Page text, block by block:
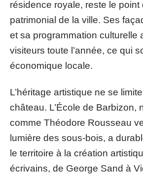
résidence royale, reste le point
patrimonial de la ville. Ses
et sa programmation culturelle
visiteurs toute l’année, ce qui
économique locale.
L’héritage artistique ne se
château. L’École de Barbizon,
comme Théodore Rousseau
lumière des sous-bois, a
le territoire à la création
écrivains, de George Sand à